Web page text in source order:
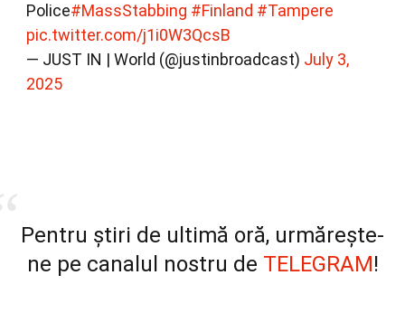
Police#MassStabbing #Finland #Tampere
pic.twitter.com/j1i0W3QcsB
— JUST IN | World (@justinbroadcast) July 3,
2025
Pentru știri de ultimă oră, urmărește-
ne pe canalul nostru de TELEGRAM!